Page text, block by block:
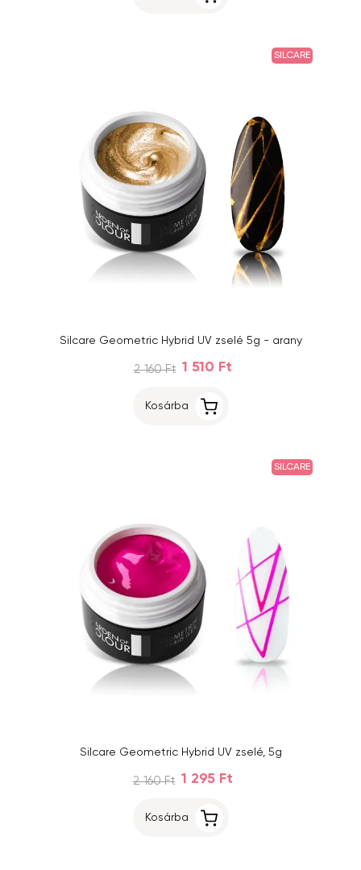
SILCARE
Silcare Geometric Hybrid UV zselé 5g - arany
2 160 Ft 1 510 Ft
Kosárba
SILCARE
Silcare Geometric Hybrid UV zselé, 5g
2 160 Ft 1 295 Ft
Kosárba